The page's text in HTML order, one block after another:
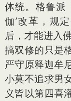
体统。格鲁派
伽’改革，规
后，才能进入
搞双修的只是
严守原释迦牟
小莫不追求男
义皆以第四喜